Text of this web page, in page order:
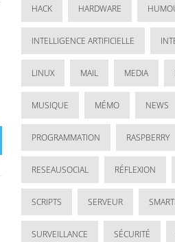
HACK HARDWARE
INTELLIGENCE ARTIFICIELLE
LINUX MAIL MEDIA
MUSIQUE MÉMO NEWS
PROGRAMMATION RASPBERRY
RESEAUSOCIAL RÉFLEXION
SCRIPTS SERVEUR
SURVEILLANCE SÉCURITÉ